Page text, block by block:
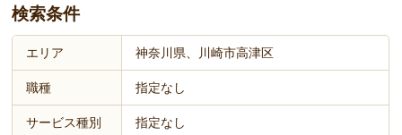
検索条件
エリア 神奈川県、川崎市高津区
職種 指定なし
サービス種別 指定なし